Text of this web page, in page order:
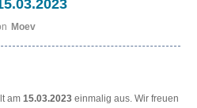
Moev
am 15.03.2023 einmalig aus. Wir freuen